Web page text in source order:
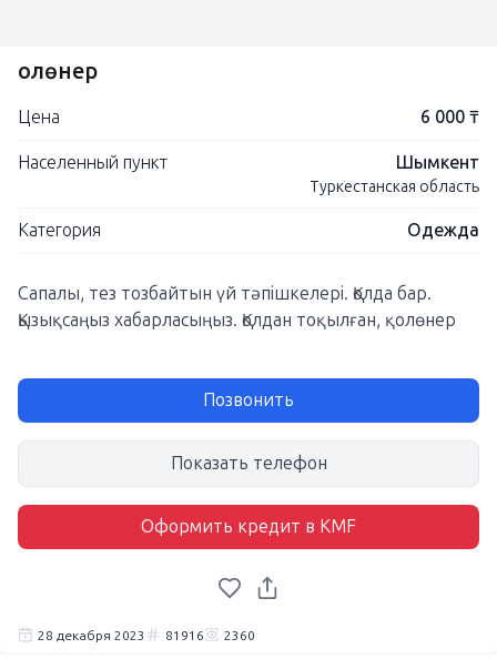
Қолөнер
Цена 6 000 ₸
Населенный пункт Шымкент
Туркестанская область
Категория Одежда
Сапалы, тез тозбайтын үй тәпішкелері. Қолда бар.
Қызықсаңыз хабарласыңыз. Қолдан тоқылған, қолөнер
Позвонить
Показать телефон
Оформить кредит в KMF
28 декабря 2023 81916 2360